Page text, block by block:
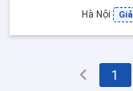
Hà Nội
1